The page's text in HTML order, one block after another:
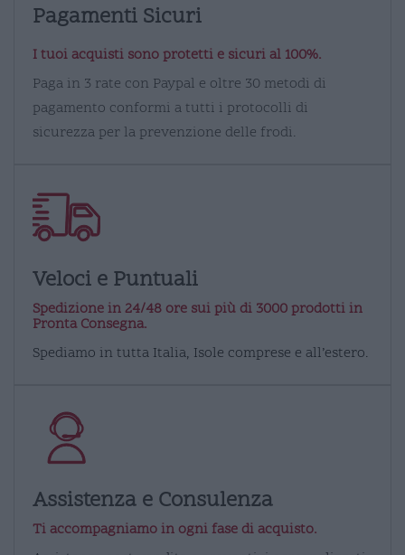
Pagamenti Sicuri
I tuoi acquisti sono protetti e sicuri al 100%.
Paga in 3 rate con Paypal e oltre 30 metodi di
pagamento conformi a tutti i protocolli di
sicurezza per la prevenzione delle frodi.
Veloci e Puntuali
Spedizione in 24/48 ore sui più di 3000 prodotti in
Pronta Consegna.
Spediamo in tutta Italia, Isole comprese e all’estero.
Assistenza e Consulenza
Ti accompagniamo in ogni fase di acquisto.